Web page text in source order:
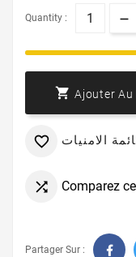
Quantity :
 Ajouter Au
 الامنيات
 Comparez
Partager Sur :